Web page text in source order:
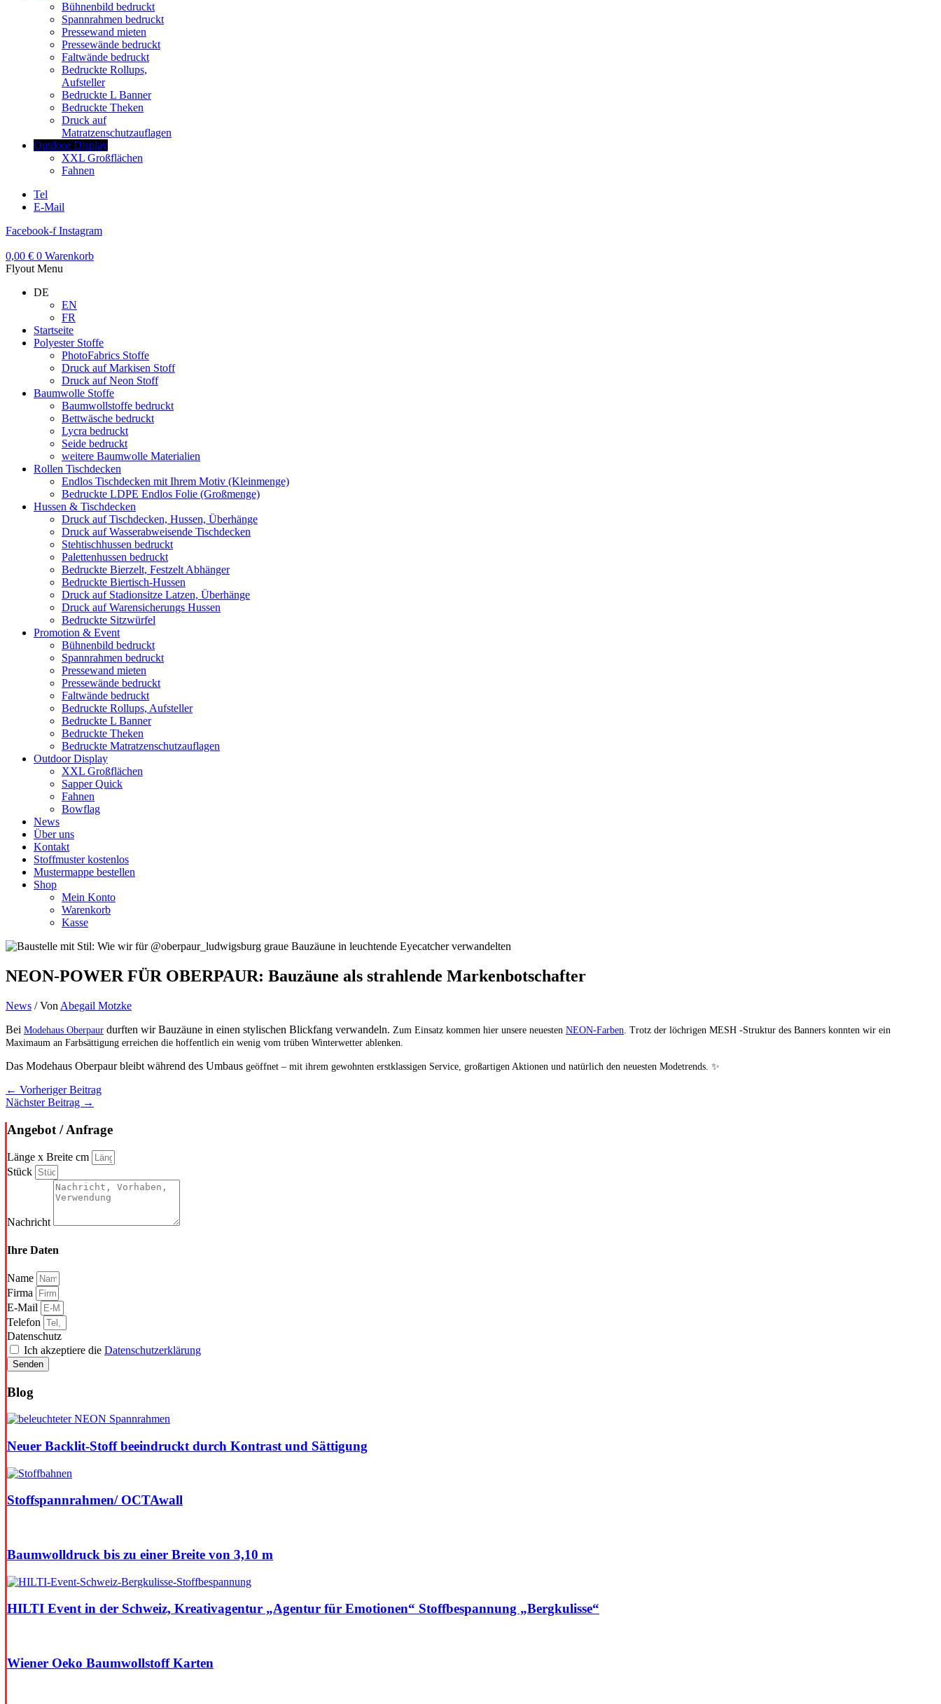
Bühnenbild bedruckt
Spannrahmen bedruckt
Pressewand mieten
Pressewände bedruckt
Faltwände bedruckt
Bedruckte Rollups,
Aufsteller
Bedruckte L Banner
Bedruckte Theken
Druck auf
Matratzenschutzauflagen
Outdoor Display
XXL Großflächen
Fahnen
Tel
E-Mail
Facebook-f Instagram
0,00 € 0 Warenkorb
Flyout Menu
DE
EN
FR
Startseite
Polyester Stoffe
PhotoFabrics Stoffe
Druck auf Markisen Stoff
Druck auf Neon Stoff
Baumwolle Stoffe
Baumwollstoffe bedruckt
Bettwäsche bedruckt
Lycra bedruckt
Seide bedruckt
weitere Baumwolle Materialien
Rollen Tischdecken
Endlos Tischdecken mit Ihrem Motiv (Kleinmenge)
Bedruckte LDPE Endlos Folie (Großmenge)
Hussen & Tischdecken
Druck auf Tischdecken, Hussen, Überhänge
Druck auf Wasserabweisende Tischdecken
Stehtischhussen bedruckt
Palettenhussen bedruckt
Bedruckte Bierzelt, Festzelt Abhänger
Bedruckte Biertisch-Hussen
Druck auf Stadionsitze Latzen, Überhänge
Druck auf Warensicherungs Hussen
Bedruckte Sitzwürfel
Promotion & Event
Bühnenbild bedruckt
Spannrahmen bedruckt
Pressewand mieten
Pressewände bedruckt
Faltwände bedruckt
Bedruckte Rollups, Aufsteller
Bedruckte L Banner
Bedruckte Theken
Bedruckte Matratzenschutzauflagen
Outdoor Display
XXL Großflächen
Sapper Quick
Fahnen
Bowflag
News
Über uns
Kontakt
Stoffmuster kostenlos
Mustermappe bestellen
Shop
Mein Konto
Warenkorb
Kasse
NEON-POWER FÜR OBERPAUR: Bauzäune als strahlende Markenbotschafter
News / Von Abegail Motzke
Bei Modehaus Oberpaur durften wir Bauzäune in einen stylischen Blickfang verwandeln. Zum Einsatz kommen hier unsere neuesten NEON-Farben . Trotz der löchrigen MESH -Struktur des Banners konnten wir ein
Maximaum an Farbsättigung erreichen die hoffentlich ein wenig vom trüben Winterwetter ablenken.
Das Modehaus Oberpaur bleibt während des Umbaus geöffnet – mit ihrem gewohnten erstklassigen Service, großartigen Aktionen und natürlich den neuesten Modetrends. ✨
← Vorheriger Beitrag
Nächster Beitrag →
Angebot / Anfrage
Länge x Breite cm
Stück
Nachricht
Ihre Daten
Name
Firma
E-Mail
Telefon
Datenschutz
Ich akzeptiere die Datenschutzerklärung
Senden
Blog
Neuer Backlit-Stoff beeindruckt durch Kontrast und Sättigung
Stoffspannrahmen/ OCTAwall
Baumwolldruck bis zu einer Breite von 3,10 m
HILTI Event in der Schweiz, Kreativagentur „Agentur für Emotionen“ Stoffbespannung „Bergkulisse“
Wiener Oeko Baumwollstoff Karten